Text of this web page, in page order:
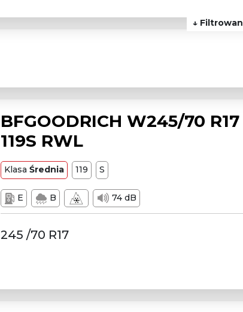
↓
BFGOODRICH W245/70
119S RWL
Klasa Średnia 119 S
E B 74 dB
245 /70 R17